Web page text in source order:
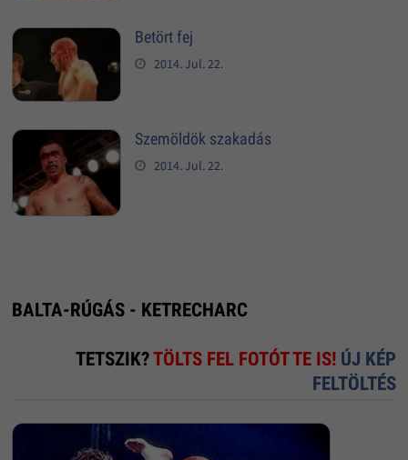
Betört fej
2014. Jul. 22.
Szemöldök szakadás
2014. Jul. 22.
BALTA-RÚGÁS - KETRECHARC
TETSZIK?TÖLTS FEL FOTÓT TE IS! ÚJ KÉP
FELTÖLTÉS